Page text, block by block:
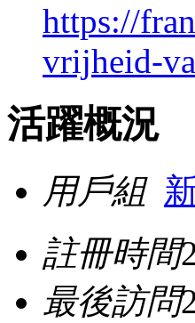
https://
vrijheid-
活躍概況
用戶組
註冊時間
最後訪問